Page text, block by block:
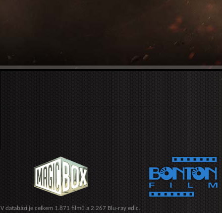
V databázi je celkem 1.871 filmů a 2.267 Blu-ray edic.